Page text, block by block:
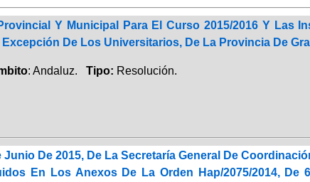
Y Municipal Para El Curso 2015/2016 Y Las
De Los Universitarios, De La Provincia De
: Andaluz. Tipo: Resolución.
Junio De 2015, De La Secretaría General De
En Los Anexos De La Orden Hap/2075/2014,